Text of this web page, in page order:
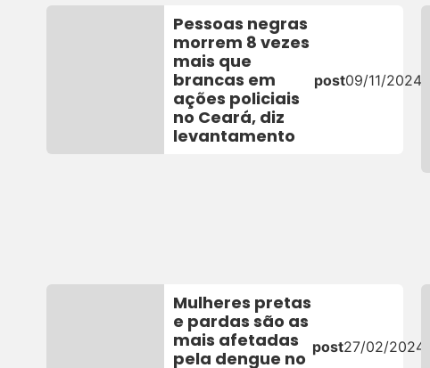
Pessoas negras
morrem 8 vezes
mais que
brancas em
ações policiais
no Ceará, diz
levantamento
post09/11/2024
Mulheres pretas
e pardas são as
mais afetadas
pela dengue no
post27/02/2024